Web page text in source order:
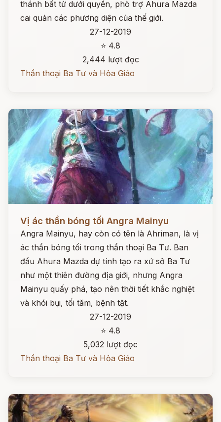
thánh bất tử dưới quyền, phò trợ Ahura Mazda
cai quản các phương diện của thế giới.
27-12-2019
⭐ 4.8
2,444 lượt đọc
Thần thoại Ba Tư và Hỏa Giáo
Vị ác thần bóng tối Angra Mainyu
Angra Mainyu, hay còn có tên là Ahriman, là vị
ác thần bóng tối trong thần thoại Ba Tư. Ban
đầu Ahura Mazda dự tính tạo ra xứ sở Ba Tư
như một thiên đường địa giới, nhưng Angra
Mainyu quấy phá, tạo nên thời tiết khắc nghiệt
và khói bụi, tối tăm, bệnh tật.
27-12-2019
⭐ 4.8
5,032 lượt đọc
Thần thoại Ba Tư và Hỏa Giáo